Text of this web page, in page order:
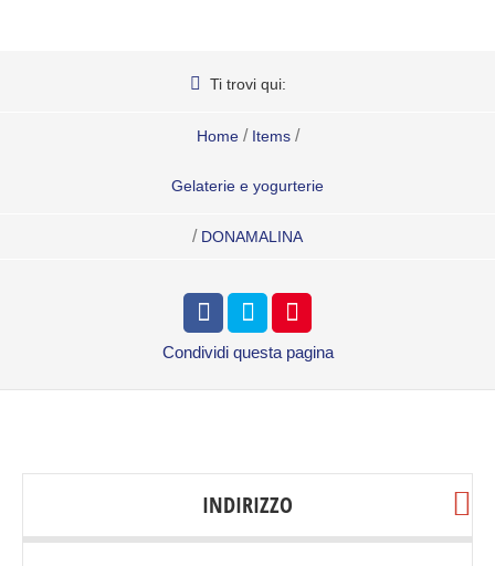
Ti trovi qui:
Home / Items /
Gelaterie e yogurterie
/ DONAMALINA
Condividi questa pagina
INDIRIZZO